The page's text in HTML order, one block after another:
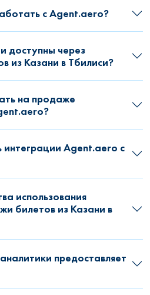
с Agent.aero?
доступны через
из Казани в Тбилиси?
на продаже
интеграции Agent.aero с
использования
билетов из Казани в
предоставляет